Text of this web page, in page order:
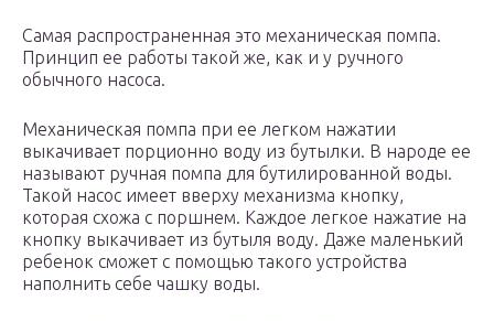
Самая распространенная это механическая помпа.
Принцип ее работы такой же, как и у ручного
обычного насоса.
Механическая помпа при ее легком нажатии
выкачивает порционно воду из бутылки. В народе ее
называют ручная помпа для бутилированной воды.
Такой насос имеет вверху механизма кнопку,
которая схожа с поршнем. Каждое легкое нажатие на
кнопку выкачивает из бутыля воду. Даже маленький
ребенок сможет с помощью такого устройства
наполнить себе чашку воды.